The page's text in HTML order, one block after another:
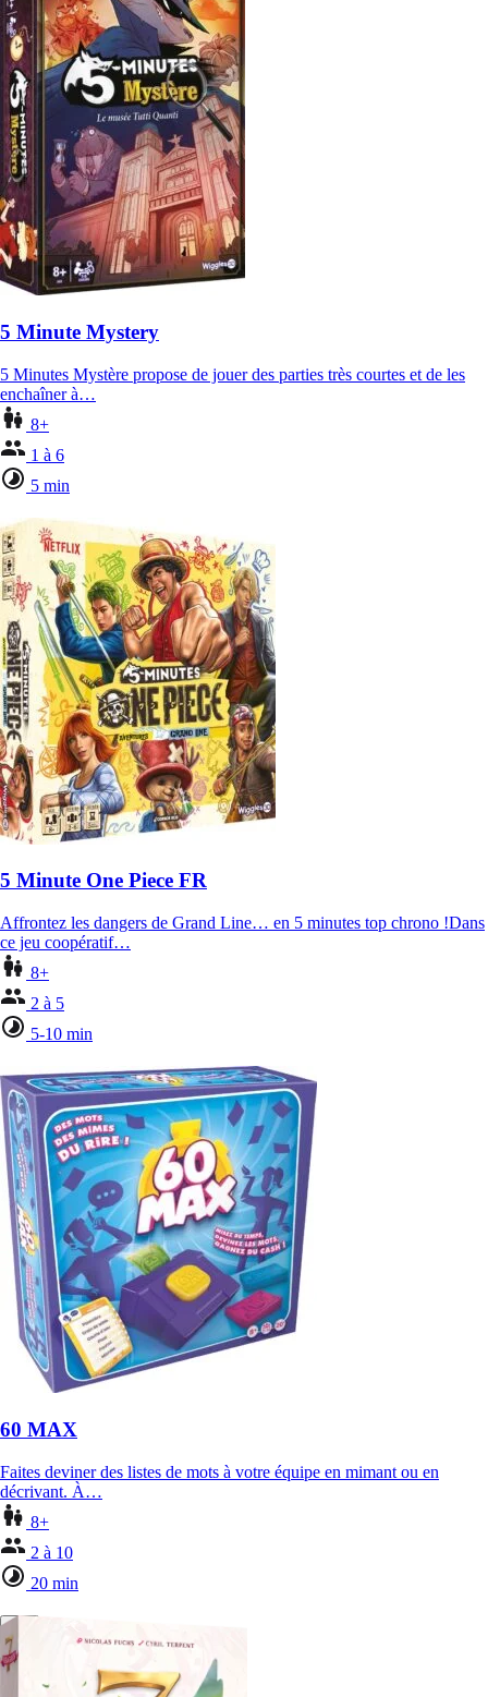
5 Minute Mystery
5 Minutes Mystère propose de jouer des parties très courtes et de les
enchaîner à…
8+
1 à 6
5 min
5 Minute One Piece FR
Affrontez les dangers de Grand Line… en 5 minutes top chrono !Dans
ce jeu coopératif…
8+
2 à 5
5-10 min
60 MAX
Faites deviner des listes de mots à votre équipe en mimant ou en
décrivant. À…
8+
2 à 10
20 min